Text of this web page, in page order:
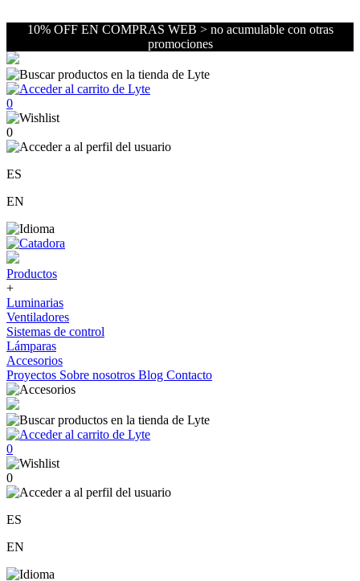
10% OFF EN COMPRAS WEB > no acumulable con otras
promociones
0
0
ES
EN
Productos
+
Luminarias
Ventiladores
Sistemas de control
Lámparas
Accesorios
Proyectos Sobre nosotros Blog Contacto
0
0
ES
EN